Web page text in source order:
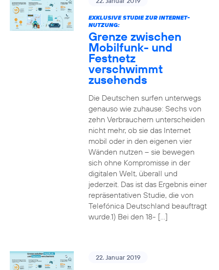
EXKLUSIVE STUDIE ZUR INTERNET-
NUTZUNG:
Grenze zwischen
Mobilfunk- und
Festnetz
verschwimmt
zusehends
Die Deutschen surfen unterwegs
genauso wie zuhause: Sechs von
zehn Verbrauchern unterscheiden
nicht mehr, ob sie das Internet
mobil oder in den eigenen vier
Wänden nutzen – sie bewegen
sich ohne Kompromisse in der
digitalen Welt, überall und
jederzeit. Das ist das Ergebnis einer
repräsentativen Studie, die von
Telefónica Deutschland beauftragt
wurde.1) Bei den 18- […]
22. Januar 2019